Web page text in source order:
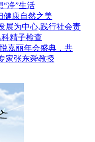
“净”生活
健康自然之美
展为中心,践行社会责
精子检查
悦嘉丽年会盛典，共
家张东舜教授